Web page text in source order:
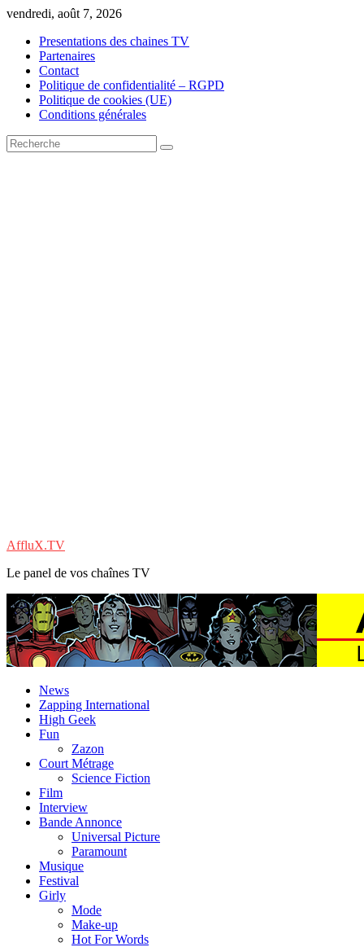
Skip
content
vendredi, août 7, 2026
Presentations des chaines TV
Partenaires
Contact
Politique de confidentialité – RGPD
Politique de cookies (UE)
Conditions générales
AffluX.TV
Le panel de vos chaînes TV
News
Zapping International
High Geek
Fun
Zazon
Court Métrage
Science Fiction
Film
Interview
Bande Annonce
Universal Picture
Paramount
Musique
Festival
Girly
Mode
Make-up
Hot For Words